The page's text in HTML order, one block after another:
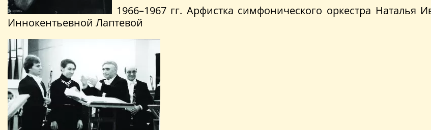
1966–1967 гг. Арфистка симфонического оркестра Наталья
Иннокентьевной Лаптевой